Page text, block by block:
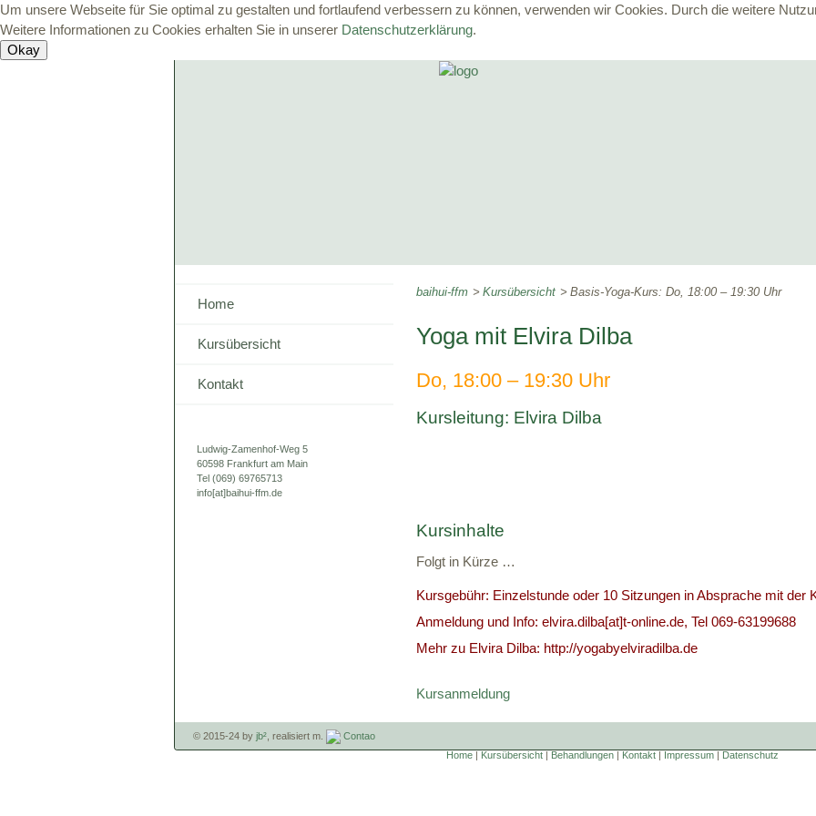
Um unsere Webseite für Sie optimal zu gestalten und fortlaufend verbessern zu können, verwenden wir Cookies. Durch die weitere
Weitere Informationen zu Cookies erhalten Sie in unserer Datenschutzerklärung.
baihui-ffm Kursübersicht Basis-Yoga-Kurs: Do, 18:00 – 19:30 Uhr
Yoga mit Elvira Dilba
Do, 18:00 – 19:30 Uhr
Kursleitung: Elvira Dilba
Kursinhalte
Folgt in Kürze …
Kursgebühr: Einzelstunde oder 10 Sitzungen in Absprache mit der
Anmeldung und Info: elvira.dilba[at]t-online.de, Tel 069-63199688
Mehr zu Elvira Dilba: http://yogabyelviradilba.de
Kursanmeldung
Home
Kursübersicht
Kontakt
Ludwig-Zamenhof-Weg 5
60598 Frankfurt am Main
Tel (069) 69765713
info[at]baihui-ffm.de
© 2015-24 by jb² , realisiert m.
Contao
Home | Kursübersicht| Behandlungen| Kontakt| Impressum| Datenschutz